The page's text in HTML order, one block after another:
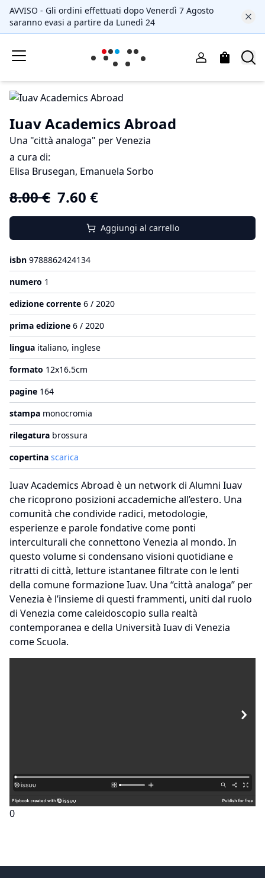
AVVISO - Gli ordini effettuati dopo Venerdì 7 Agosto
saranno evasi a partire da Lunedì 24
Iuav Academics Abroad
Una "città analoga" per Venezia
a cura di:
Elisa Brusegan, Emanuela Sorbo
8.00€ 7.60 €
Aggiungi al carrello
isbn 9788862424134
numero 1
edizione corrente 6 / 2020
prima edizione 6 / 2020
lingua italiano, inglese
formato 12x16.5cm
pagine 164
stampa monocromia
rilegatura brossura
copertina scarica
Iuav Academics Abroad è un network di Alumni Iuav
che ricoprono posizioni accademiche all’estero. Una
comunità che condivide radici, metodologie,
esperienze e parole fondative come ponti
interculturali che connettono Venezia al mondo. In
questo volume si condensano visioni quotidiane e
ritratti di città, letture istantanee filtrate con le lenti
della comune formazione Iuav. Una “città analoga” per
Venezia è l’insieme di questi frammenti, uniti dal ruolo
di Venezia come caleidoscopio sulla realtà
contemporanea e della Università Iuav di Venezia
come Scuola.
0